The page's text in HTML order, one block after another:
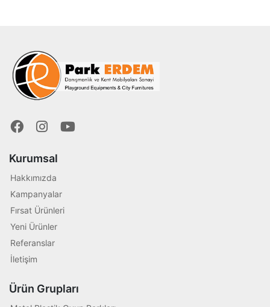
Kurumsal
Hakkımızda
Kampanyalar
Fırsat Ürünleri
Yeni Ürünler
Referanslar
İletişim
Ürün Grupları